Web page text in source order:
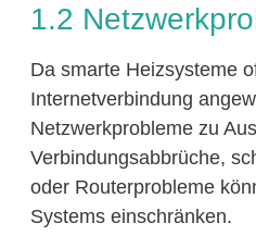
1.2
Da smarte Heizsysteme
Internetverbindung
Netzwerkprobleme zu
Verbindungsabbrüche,
oder Routerprobleme
Systems einschränken.